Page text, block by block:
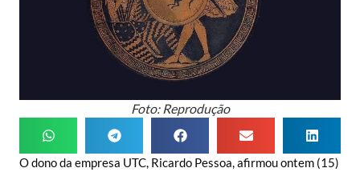
Foto: Reprodução
O dono da empresa UTC, Ricardo Pessoa, afirmou ontem (15)